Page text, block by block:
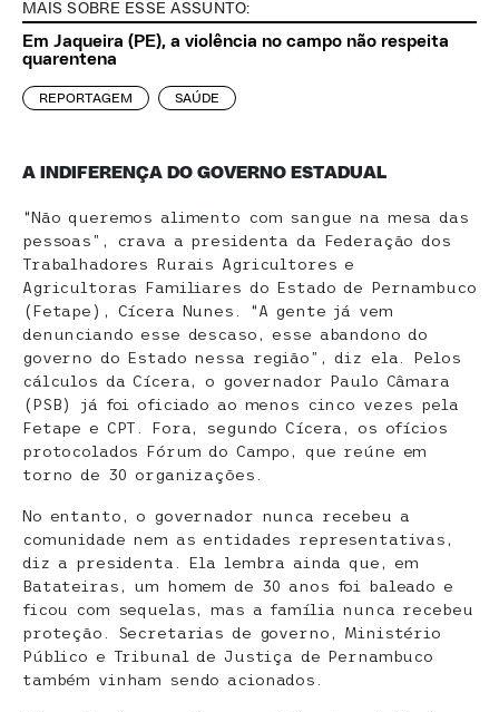
MAIS SOBRE ESSE ASSUNTO:
Em Jaqueira (PE), a violência no campo não respeita
quarentena
REPORTAGEM SAÚDE
A INDIFERENÇA DO GOVERNO ESTADUAL
“Não queremos alimento com sangue na mesa das
pessoas”, crava a presidenta da Federação dos
Trabalhadores Rurais Agricultores e
Agricultoras Familiares do Estado de Pernambuco
(Fetape), Cícera Nunes. “A gente já vem
denunciando esse descaso, esse abandono do
governo do Estado nessa região”, diz ela. Pelos
cálculos da Cícera, o governador Paulo Câmara
(PSB) já foi oficiado ao menos cinco vezes pela
Fetape e CPT. Fora, segundo Cícera, os ofícios
protocolados Fórum do Campo, que reúne em
torno de 30 organizações.
No entanto, o governador nunca recebeu a
comunidade nem as entidades representativas,
diz a presidenta. Ela lembra ainda que, em
Batateiras, um homem de 30 anos foi baleado e
ficou com sequelas, mas a família nunca recebeu
proteção. Secretarias de governo, Ministério
Público e Tribunal de Justiça de Pernambuco
também vinham sendo acionados.